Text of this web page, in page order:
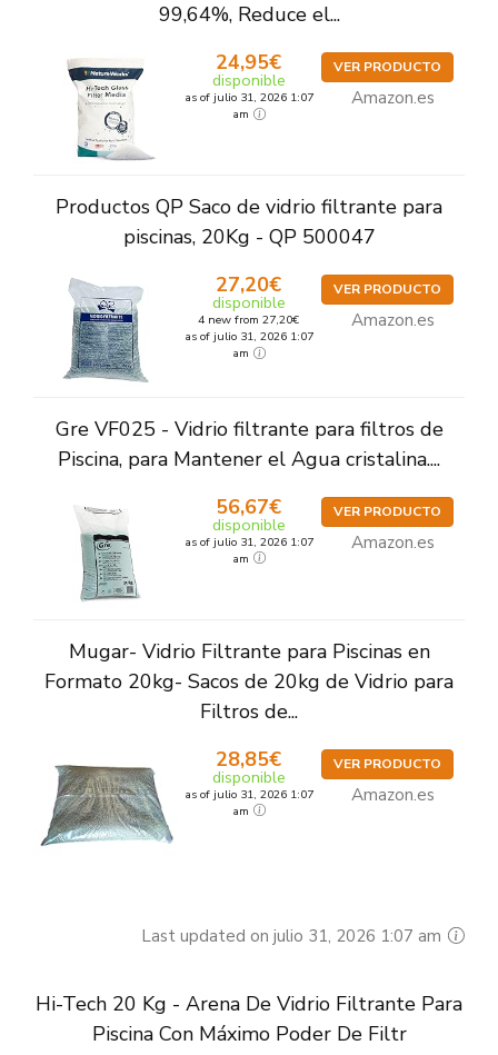
99,64%, Reduce el...
24,95€
disponible
as of julio 31, 2026 1:07
am
VER PRODUCTO
Amazon.es
Productos QP Saco de vidrio filtrante para
piscinas, 20Kg - QP 500047
27,20€
disponible
4 new from 27,20€
as of julio 31, 2026 1:07
am
VER PRODUCTO
Amazon.es
Gre VF025 - Vidrio filtrante para filtros de
Piscina, para Mantener el Agua cristalina....
56,67€
disponible
as of julio 31, 2026 1:07
am
VER PRODUCTO
Amazon.es
Mugar- Vidrio Filtrante para Piscinas en
Formato 20kg- Sacos de 20kg de Vidrio para
Filtros de...
28,85€
disponible
as of julio 31, 2026 1:07
am
VER PRODUCTO
Amazon.es
Last updated on julio 31, 2026 1:07 am
Hi-Tech 20 Kg - Arena De Vidrio Filtrante Para
Piscina Con Máximo Poder De Filtr